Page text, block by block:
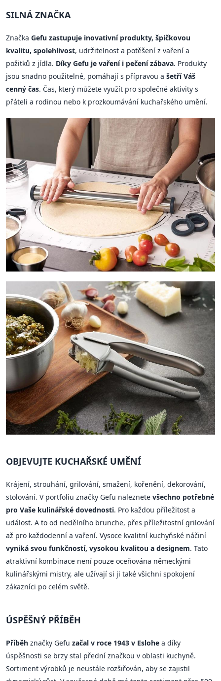
SILNÁ ZNAČKA
Značka Gefu zastupuje inovativní produkty, špičkovou
kvalitu, spolehlivost, udržitelnost a potěšení z vaření a
požitků z jídla. Díky Gefu je vaření i pečení zábava. Produkty
jsou snadno použitelné, pomáhají s přípravou a šetří Váš
cenný čas. Čas, který můžete využít pro společné aktivity s
přáteli a rodinou nebo k prozkoumávání kuchařského umění.
OBJEVUJTE KUCHAŘSKÉ UMĚNÍ
Krájení, strouhání, grilování, smažení, kořenění, dekorování,
stolování. V portfoliu značky Gefu naleznete všechno potřebné
pro Vaše kulinářské dovednosti. Pro každou příležitost a
událost. A to od nedělního brunche, přes příležitostní grilování
až pro každodenní a vaření. Vysoce kvalitní kuchyňské náčiní
vyniká svou funkčností, vysokou kvalitou a designem. Tato
atraktivní kombinace není pouze oceňována německými
kulinářskými mistry, ale užívají si ji také všichni spokojení
zákazníci po celém světě.
ÚSPĚŠNÝ PŘÍBĚH
Příběh značky Gefu začal v roce 1943 v Eslohe a díky
úspěšnosti se brzy stal přední značkou v oblasti kuchyně.
Sortiment výrobků je neustále rozšiřován, aby se zajistil